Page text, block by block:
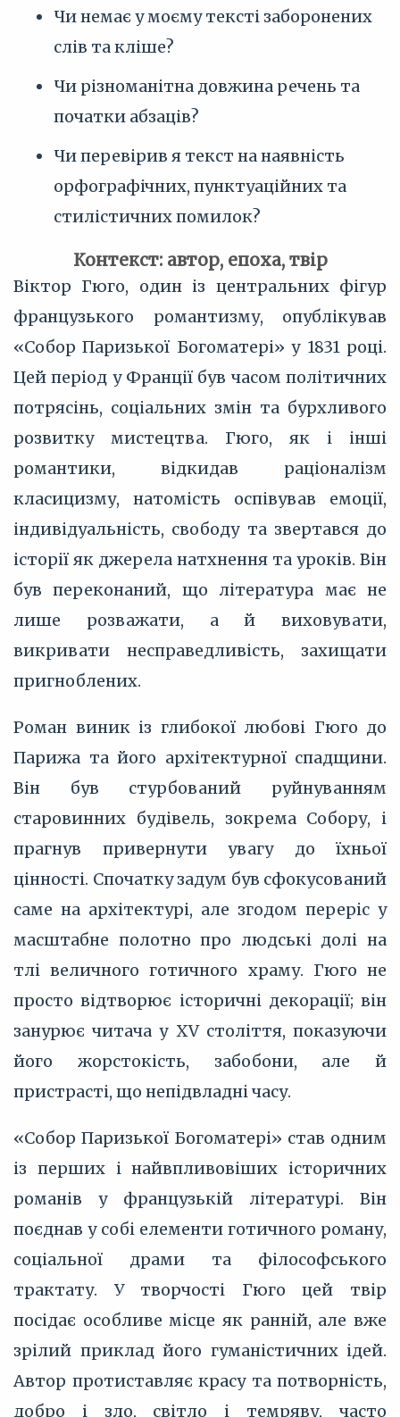
Чи немає у моєму тексті заборонених
слів та кліше?
Чи різноманітна довжина речень та
початки абзаців?
Чи перевірив я текст на наявність
орфографічних, пунктуаційних та
стилістичних помилок?
Контекст: автор, епоха, твір
Віктор Гюго, один із центральних фігур
французького романтизму, опублікував
«Собор Паризької Богоматері» у 1831 році.
Цей період у Франції був часом політичних
потрясінь, соціальних змін та бурхливого
розвитку мистецтва. Гюго, як і інші
романтики, відкидав раціоналізм
класицизму, натомість оспівував емоції,
індивідуальність, свободу та звертався до
історії як джерела натхнення та уроків. Він
був переконаний, що література має не
лише розважати, а й виховувати,
викривати несправедливість, захищати
пригноблених.
Роман виник із глибокої любові Гюго до
Парижа та його архітектурної спадщини.
Він був стурбований руйнуванням
старовинних будівель, зокрема Собору, і
прагнув привернути увагу до їхньої
цінності. Спочатку задум був сфокусований
саме на архітектурі, але згодом переріс у
масштабне полотно про людські долі на
тлі величного готичного храму. Гюго не
просто відтворює історичні декорації; він
занурює читача у XV століття, показуючи
його жорстокість, забобони, але й
пристрасті, що непідвладні часу.
«Собор Паризької Богоматері» став одним
із перших і найвпливовіших історичних
романів у французькій літературі. Він
поєднав у собі елементи готичного роману,
соціальної драми та філософського
трактату. У творчості Гюго цей твір
посідає особливе місце як ранній, але вже
зрілий приклад його гуманістичних ідей.
Автор протиставляє красу та потворність,
добро і зло, світло і темряву, часто